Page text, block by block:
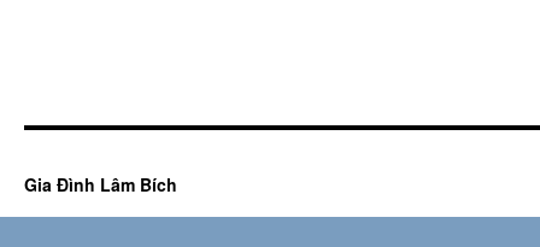
Gia Đình Lâm Bích